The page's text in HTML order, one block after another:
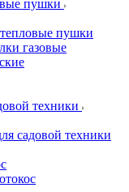
пушки
пушки
газовые
техники
садовой техники